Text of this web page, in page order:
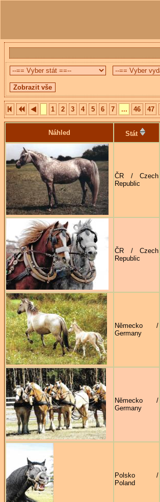
1 2 3 4 5 6 7 ... 46 47
Náhled Stát
ČR / Czech
Republic
ČR / Czech
Republic
Německo /
Germany
Německo /
Germany
Polsko /
Poland